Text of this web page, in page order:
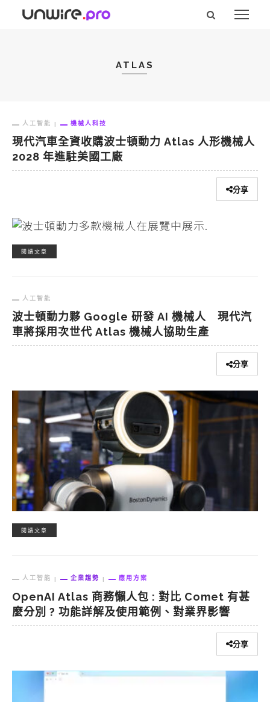
ATLAS
人工智能 機械人科技
現代汽車全資收購波士頓動力 Atlas 人形機械人
2028 年進駐美國工廠
分享
閱讀文章
人工智能
波士頓動力夥 Google 研發 AI 機械人 現代汽
車將採用次世代 Atlas 機械人協助生產
分享
閱讀文章
人工智能 企業趨勢 應用方案
OpenAI Atlas 商務懶人包 : 對比 Comet 有甚
麼分別 ? 功能詳解及使用範例、對業界影響
分享